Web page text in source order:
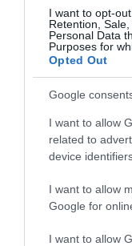
I want to opt-
Retention,
Personal Data
Purposes for
Opted Out
Google
I want to allow
related to
device
I want to allow
Google for
I want to allow
Kedvenc
kocsmát
között Happy
sör ára
hely a
pedig
kicsit
még két
Staropramen
további két
videóban